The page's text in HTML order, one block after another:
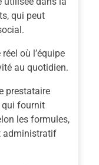
qui peut
réel où l’équipe
au quotidien.
prestataire
qui fournit
les formules,
administratif